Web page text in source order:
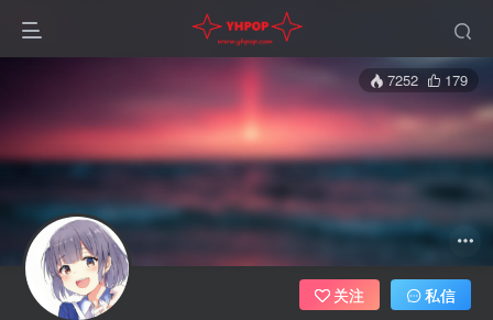
7252 179
关注 私信